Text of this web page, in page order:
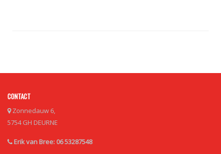
CONTACT
Zonnedauw 6,
5754 GH DEURNE
Erik van Bree: 06 53287548